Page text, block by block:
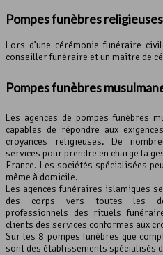
Pompes funèbres
Lors d’une cérémonie funéraire
conseiller funéraire et un maître de
Pompes funèbres
Les agences de pompes funèbres
capables de répondre aux
croyances religieuses. De
services pour prendre en charge la
France. Les sociétés spécialisées
même à domicile.
Les agences funéraires islamiques
des corps vers toutes les
professionnels des rituels
clients des services conformes aux
Sur les 8 pompes funèbres que
sont des établissements spécialisés